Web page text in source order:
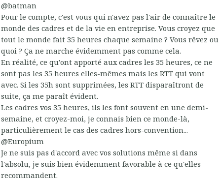
@batman
Pour le compte, c'est vous qui n'avez pas l'air de connaître le
monde des cadres et de la vie en entreprise. Vous croyez que
tout le monde fait 35 heures chaque semaine ? Vous rêvez ou
quoi ? Ça ne marche évidemment pas comme cela.
En réalité, ce qu'ont apporté aux cadres les 35 heures, ce ne
sont pas les 35 heures elles-mêmes mais les RTT qui vont
avec. Si les 35h sont supprimées, les RTT disparaîtront de
suite, ça me paraît évident.
Les cadres vos 35 heures, ils les font souvent en une demi-
semaine, et croyez-moi, je connais bien ce monde-là,
particulièrement le cas des cadres hors-convention...
@Europium
Je ne suis pas d'accord avec vos solutions même si dans
l'absolu, je suis bien évidemment favorable à ce qu'elles
recommandent.